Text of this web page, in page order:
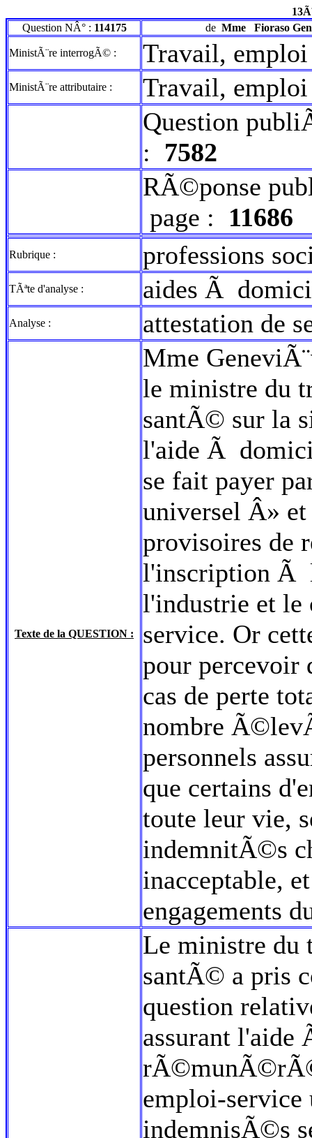
Question NÂ° : 114175 de Mme Fioraso
MinistÃ¨re interrogÃ© : Travail,
MinistÃ¨re attributaire :
Travail,
Question
: 7582
RÃ©ponse
page : 11686
Rubrique : professions
TÃªte d'analyse : aides Ã
Analyse : attestation de
Texte de la QUESTION :
Mme
le ministre du
santÃ© sur la
l'aide Ã
se fait payer
universel Â» et
provisoires de
l'inscription Ã
l'industrie et le
service. Or
pour percevoir
cas de perte
nombre
personnels
que certains
toute leur vie,
indemnitÃ©s
inacceptable,
engagements
Le ministre du
santÃ© a pris
question
assurant
emploi-service
indemnisÃ©s